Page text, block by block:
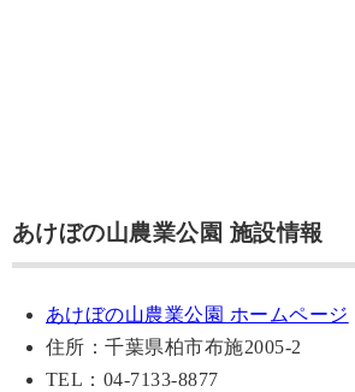
あけぼの山農業公園 施設情報
あけぼの山農業公園 ホームページ
住所：千葉県柏市布施2005-2
TEL：04-7133-8877